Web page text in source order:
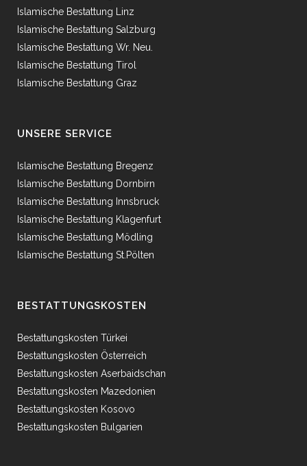
Islamische Bestattung Linz
Islamische Bestattung Salzburg
Islamische Bestattung Wr. Neu.
Islamische Bestattung Tirol
Islamische Bestattung Graz
UNSERE SERVICE
Islamische Bestattung Bregenz
Islamische Bestattung Dornbirn
Islamische Bestattung Innsbruck
Islamische Bestattung Klagenfurt
Islamische Bestattung Mödling
Islamische Bestattung St.Pölten
BESTATTUNGSKOSTEN
Bestattungskosten Türkei
Bestattungskosten Österreich
Bestattungskosten Aserbaidschan
Bestattungskosten Mazedonien
Bestattungskosten Kosovo
Bestattungskosten Bulgarien